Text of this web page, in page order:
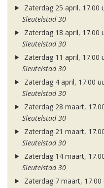
Zaterdag 25 april, 17.00
Sleutelstad 30
Zaterdag 18 april, 17.00
Sleutelstad 30
Zaterdag 11 april, 17.00
Sleutelstad 30
Zaterdag 4 april, 17.00
Sleutelstad 30
Zaterdag 28 maart,
Sleutelstad 30
Zaterdag 21 maart,
Sleutelstad 30
Zaterdag 14 maart,
Sleutelstad 30
Zaterdag 7 maart, 17.00